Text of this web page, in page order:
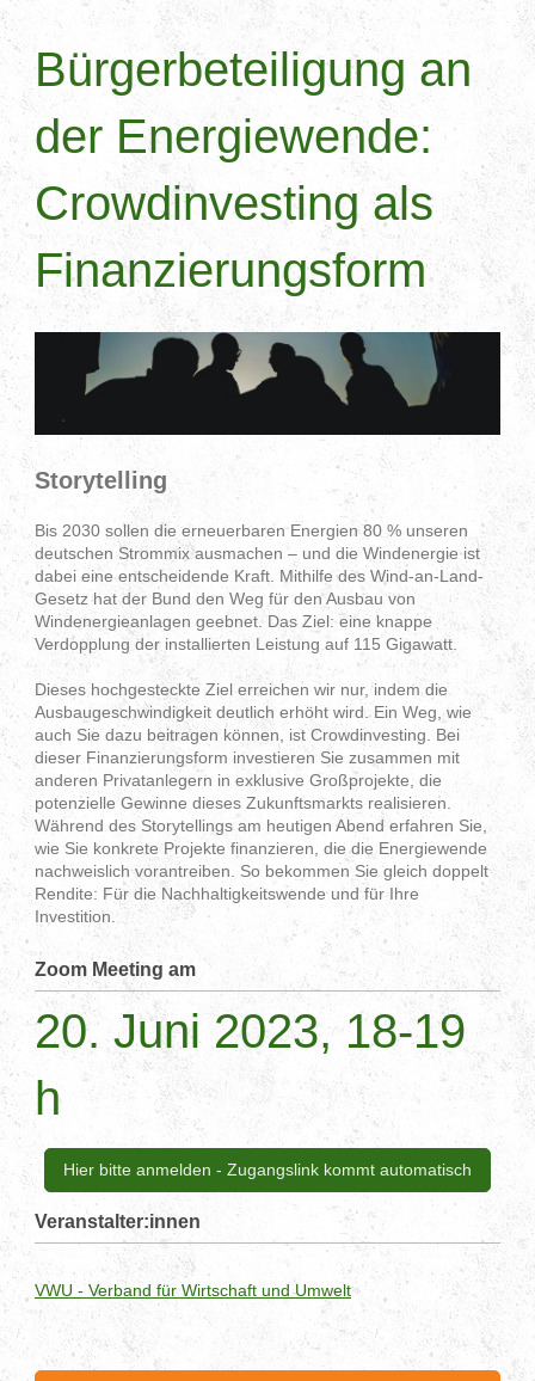
Bürgerbeteiligung an
der Energiewende:
Crowdinvesting als
Finanzierungsform
Storytelling
Bis 2030 sollen die erneuerbaren Energien 80 % unseren
deutschen Strommix ausmachen – und die Windenergie ist
dabei eine entscheidende Kraft. Mithilfe des Wind-an-Land-
Gesetz hat der Bund den Weg für den Ausbau von
Windenergieanlagen geebnet. Das Ziel: eine knappe
Verdopplung der installierten Leistung auf 115 Gigawatt.
Dieses hochgesteckte Ziel erreichen wir nur, indem die
Ausbaugeschwindigkeit deutlich erhöht wird. Ein Weg, wie
auch Sie dazu beitragen können, ist Crowdinvesting. Bei
dieser Finanzierungsform investieren Sie zusammen mit
anderen Privatanlegern in exklusive Großprojekte, die
potenzielle Gewinne dieses Zukunftsmarkts realisieren.
Während des Storytellings am heutigen Abend erfahren Sie,
wie Sie konkrete Projekte finanzieren, die die Energiewende
nachweislich vorantreiben. So bekommen Sie gleich doppelt
Rendite: Für die Nachhaltigkeitswende und für Ihre
Investition.
Zoom Meeting am
20. Juni 2023, 18-19
h
Hier bitte anmelden - Zugangslink kommt automatisch
Veranstalter:innen
VWU - Verband für Wirtschaft und Umwelt